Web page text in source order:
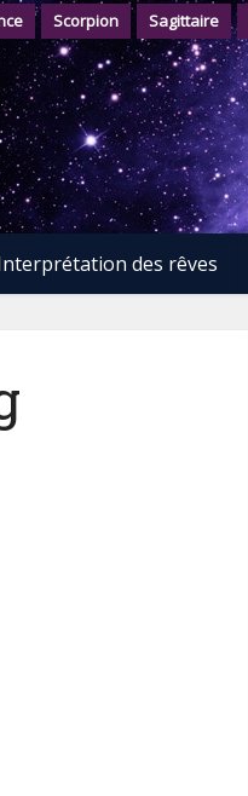
Scorpion Sagittaire
des rêves